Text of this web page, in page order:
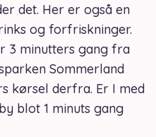
det. Her er også en
og forfriskninger.
3 minutters gang fra
Sommerland
kørsel derfra. Er I med
blot 1 minuts gang